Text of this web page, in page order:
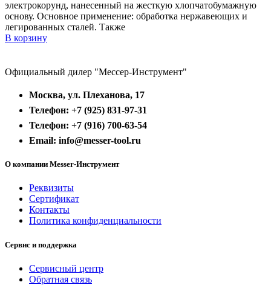
электрокорунд, нанесенный на жесткую хлопчатобумажную
основу. Основное применение: обработка нержавеющих и
легированных сталей. Также
В корзину
Официальный дилер "Мессер-Инструмент"
Москва, ул. Плеханова, 17
Телефон: +7 (925) 831-97-31
Телефон: +7 (916) 700-63-54
Email: info@messer-tool.ru
О компании Messer-Инструмент
Реквизиты
Сертификат
Контакты
Политика конфиденциальности
Сервис и поддержка
Сервисный центр
Обратная связь